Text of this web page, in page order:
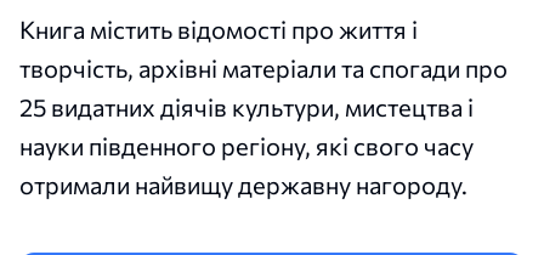
Книга містить відомості про життя і
творчість, архівні матеріали та спогади про
25 видатних діячів культури, мистецтва і
науки південного регіону, які свого часу
отримали найвищу державну нагороду.